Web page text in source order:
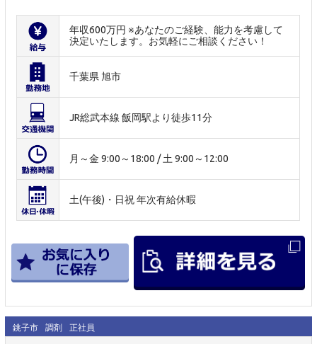
年収600万円 ※あなたのご経験、能力を考慮して
決定いたします。お気軽にご相談ください！
千葉県 旭市
JR総武本線 飯岡駅より徒歩11分
月～金 9:00～18:00 / 土 9:00～12:00
土(午後)・日祝 年次有給休暇
銚子市 調剤 正社員